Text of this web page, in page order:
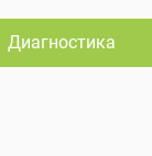
Диагностика